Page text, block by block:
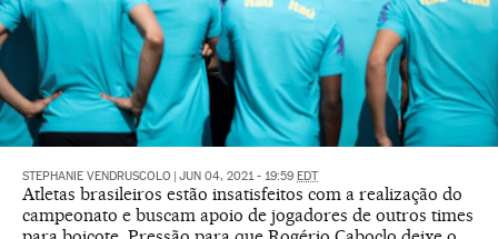
STEPHANIE VENDRUSCOLO JUN 04, 2021 - 19:59 EDT
Atletas brasileiros estão insatisfeitos com a realização do
campeonato e buscam apoio de jogadores de outros times